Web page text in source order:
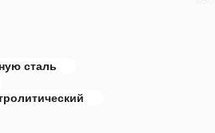
сталь